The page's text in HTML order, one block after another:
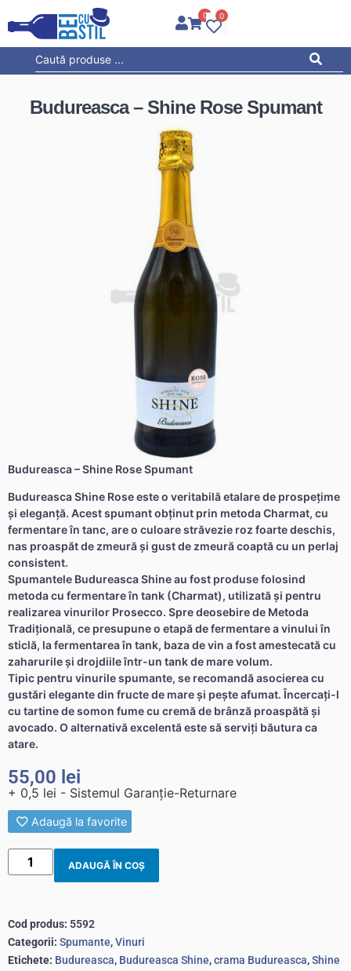
0 0
Budureasca – Shine Rose Spumant
Budureasca – Shine Rose Spumant
Budureasca Shine Rose este o veritabilă etalare de prospețime
și eleganță. Acest spumant obținut prin metoda Charmat, cu
fermentare în tanc, are o culoare străvezie roz foarte deschis,
nas proaspăt de zmeură și gust de zmeură coaptă cu un perlaj
consistent.
Spumantele Budureasca Shine au fost produse folosind
metoda cu fermentare în tank (Charmat), utilizată și pentru
realizarea vinurilor Prosecco. Spre deosebire de Metoda
Tradițională, ce presupune o etapă de fermentare a vinului în
sticlă, la fermentarea în tank, baza de vin a fost amestecată cu
zaharurile și drojdiile într-un tank de mare volum.
Tipic pentru vinurile spumante, se recomandă asocierea cu
gustări elegante din fructe de mare și pește afumat. Încercați-l
cu tartine de somon fume cu cremă de brânză proaspătă și
avocado. O alternativă excelentă este să serviți băutura ca
atare.
55,00 lei
+ 0,5 lei - Sistemul Garanție-Returnare
Adaugă la favorite
ADAUGĂ ÎN COȘ
Cod produs: 5592
Categorii: Spumante,Vinuri
Etichete: Budureasca, Budureasca Shine,crama Budureasca,Shine